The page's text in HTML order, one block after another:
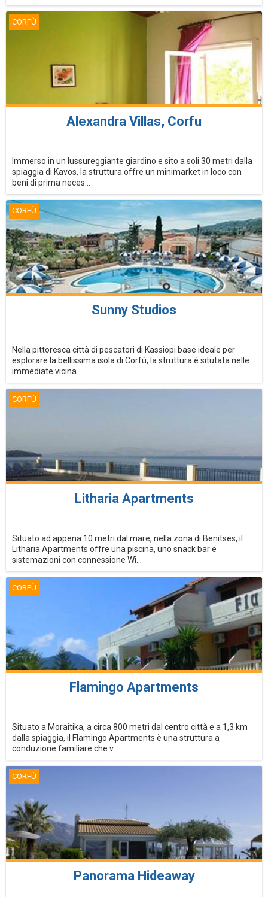
CORFÙ
Alexandra Villas, Corfu
Immerso in un lussureggiante giardino e sito a soli 30 metri dalla
spiaggia di Kavos, la struttura offre un minimarket in loco con
beni di prima neces...
CORFÙ
Sunny Studios
Nella pittoresca città di pescatori di Kassiopi base ideale per
esplorare la bellissima isola di Corfù, la struttura è situtata nelle
immediate vicina...
CORFÙ
Litharia Apartments
Situato ad appena 10 metri dal mare, nella zona di Benitses, il
Litharia Apartments offre una piscina, uno snack bar e
sistemazioni con connessione Wi...
CORFÙ
Flamingo Apartments
Situato a Moraitika, a circa 800 metri dal centro città e a 1,3 km
dalla spiaggia, il Flamingo Apartments è una struttura a
conduzione familiare che v...
CORFÙ
Panorama Hideaway